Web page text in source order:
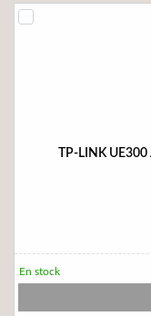
TP-LINK
En stock